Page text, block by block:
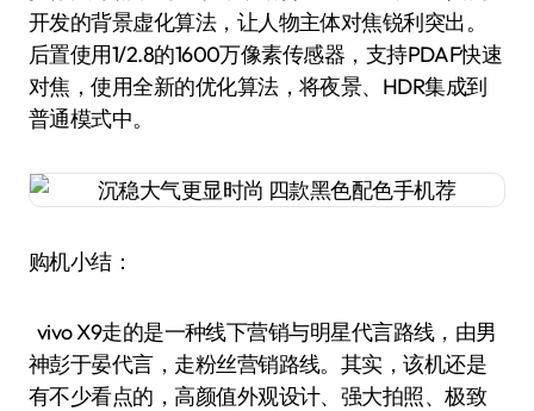
开发的背景虚化算法，让人物主体对焦锐利突出。
后置使用1/2.8的1600万像素传感器，支持PDAF快速
对焦，使用全新的优化算法，将夜景、HDR集成到
普通模式中。
购机小结：
vivo X9走的是一种线下营销与明星代言路线，由男
神彭于晏代言，走粉丝营销路线。其实，该机还是
有不少看点的，高颜值外观设计、强大拍照、极致